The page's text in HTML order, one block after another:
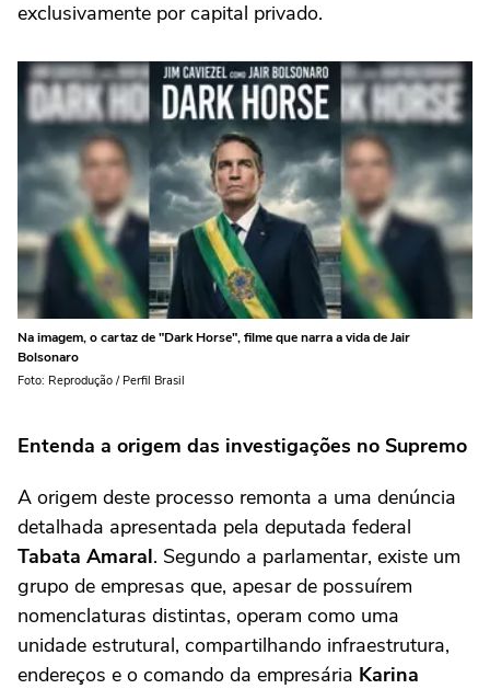
exclusivamente por capital privado.
Na imagem, o cartaz de "Dark Horse", filme que narra a vida de Jair
Bolsonaro
Foto: Reprodução / Perfil Brasil
Entenda a origem das investigações no Supremo
A origem deste processo remonta a uma denúncia
detalhada apresentada pela deputada federal
Tabata Amaral. Segundo a parlamentar, existe um
grupo de empresas que, apesar de possuírem
nomenclaturas distintas, operam como uma
unidade estrutural, compartilhando infraestrutura,
endereços e o comando da empresária Karina